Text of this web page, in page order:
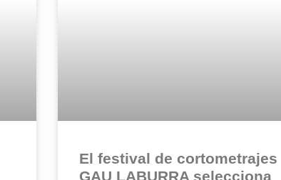
El festival de cortometrajes
GAU LABURRA selecciona